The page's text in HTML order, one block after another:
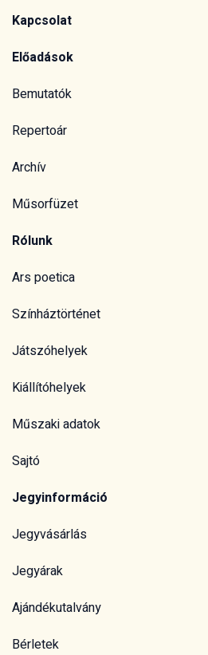
Kapcsolat
Előadások
Bemutatók
Repertoár
Archív
Műsorfüzet
Rólunk
Ars poetica
Színháztörténet
Játszóhelyek
Kiállítóhelyek
Műszaki adatok
Sajtó
Jegyinformáció
Jegyvásárlás
Jegyárak
Ajándékutalvány
Bérletek